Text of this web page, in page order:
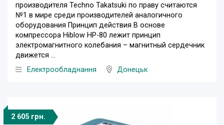
производителя Techno Takatsuki по праву считаются
№1 в мире среди производителей аналогичного
оборудования Принцип действия В основе
компрессора Hiblow HР-80 лежит принцип
электромагнитного колебания – магнитный сердечник
движется ...
Електрообладнання
Донецьк
2 605 грн.